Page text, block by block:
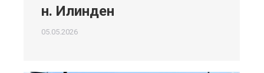
н. Илинден
05.05.2026